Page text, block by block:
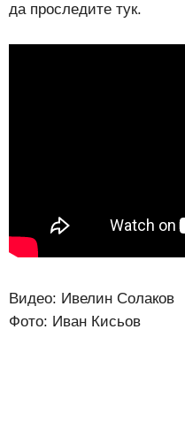
да проследите тук.
Видео: Ивелин Солаков
Фото: Иван Кисьов